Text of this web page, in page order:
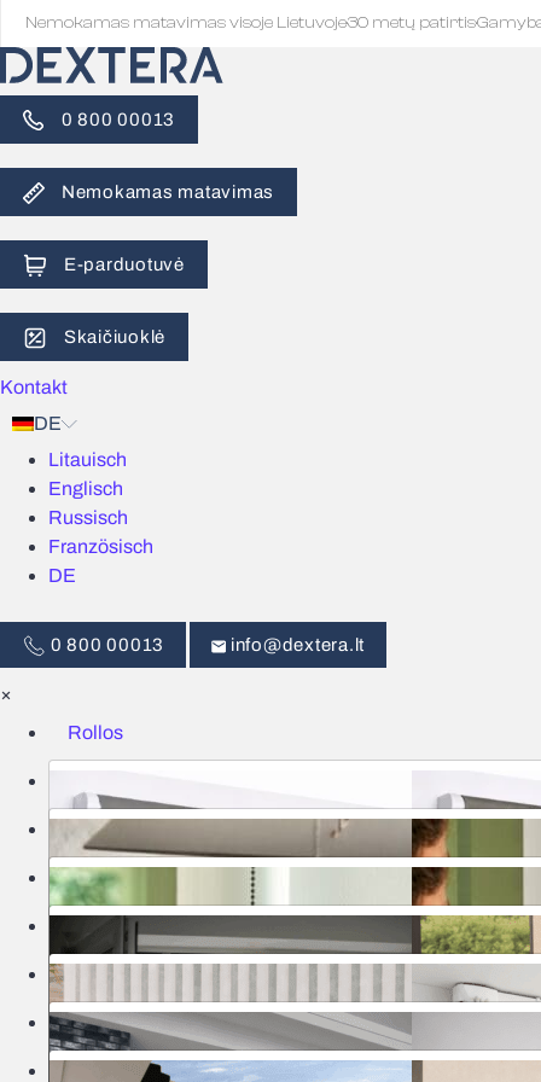
Nemokamas matavimas visoje Lietuvoje·30 metų patirtis·
0 800 00013
Nemokamas matavimas
E-parduotuvė
Skaičiuoklė
Kontakt
DE
Litauisch
Englisch
Russisch
Französisch
DE
0 800 00013 info@dextera.lt
×
Rollos
Intelligente Steuerung
Insektenschutz
Lamellenvorhänge
Markisen
Pergolen